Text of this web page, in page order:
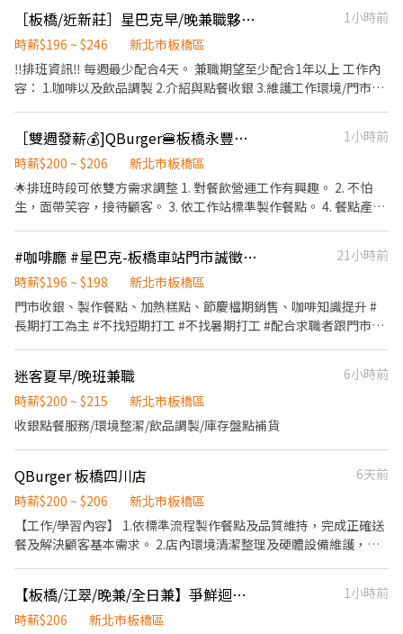
10:00~18:00、晚班18:00~22:00 (兼職假日需配合整天班) 【薪資待
遇】 ⭐高時薪230 【休假制度】 排班 【福利】 任職一年後提供免費
健檢、颱風天出勤津貼 每月發放員工折價券、結婚生育津貼及喪葬
慰問金 介紹獎金、年中/年終考核獎金 【工作須知】 提供三個月內
供膳體檢 【工作地點】 新北市板橋區中山路一段152號12樓 -------
@170ciism快速報名 https://lin.ee/26fjDqN ▫️▪️ ▫️▪️或來電
0968-835-097➜ ☺️高‘S立即為您安排▫️▪️ ▫️▪️【截圖應徵職缺
▫️▪️ ▫️▪️❌求職免收費❌絕無詐騙┃⭕️免費諮詢⭕️安心上工▫️▪️ ---
---------------------------------------------------------
［板橋/近新莊］星巴克早/晚兼職夥伴-板橋民生門市
1小時前
時薪$196 ~ $246
新北市板橋區
‼️排班資訊‼️ 每週最少配合4天。 兼職期望至少配合1年以上 工作內
容： 1.咖啡以及飲品調製 2.介紹與點餐收銀 3.維護工作環境/門市清
及各式假別） 🌟享有星巴克夥伴獨有福利 1.門市夥伴上班時間享有
兩杯飲料 2.每月享有員工福利品（試用期通過/工時符合者） 3.員工
折扣 4.員工旅遊/聚餐 5.參加福委會者享有：三節/勞動節禮金、生日
禮金/蛋糕及各項補助津貼（結婚、生育、教育補助..等） 🌟獎金 1.
金
［雙週發薪💰]QBurger🍔板橋永豐店 徵平假日長期佳
1小時前
時薪$200 ~ $206
新北市板橋區
🌟排班時段可依雙方需求調整 1. 對餐飲營運工作有興趣。 2. 不怕
生，面帶笑容，接待顧客。 3. 依工作站標準製作餐點。 4. 餐點產品
每月有額外獎金 3. 出勤日如遇國定假日，加發1倍薪資 4. 依排班時
數比例，滿年資，給予特休年假 5. 每年有學習補助金 6. 表現好優先
轉正式人員💰💰 ❤️職好| 專業培訓超給力，線上線下多元學習，給你
職場超能力！ ❤️福利佳| 每年提供學習補助金2,000元、員工餐8折
#咖啡廳 #星巴克-板橋車站門市誠徵時薪人員
21小時前
時薪$196 ~ $198
新北市板橋區
門市收銀、製作餐點、加熱糕點、節慶檔期銷售、咖啡知識提升 #
長期打工為主 #不找短期打工 #不找暑期打工 #配合求職者跟門市營
迷客夏早/晚班兼職
6小時前
時薪$200 ~ $215
新北市板橋區
收銀點餐服務/環境整潔/飲品調製/庫存盤點補貨
QBurger 板橋四川店
6天前
時薪$200 ~ $206
新北市板橋區
【工作/學習內容】 1.依標準流程製作餐點及品質維持，完成正確送
餐及解決顧客基本需求。 2.店內環境清潔整理及硬體設備維護，並
段：05:30-14:30，可彈性排班 ※出勤時數累積滿 180 小時，次月
調升至 $206元。
【板橋/江翠/晚兼/全日兼】爭鮮迴轉壽司江翠店
1小時前
時薪$206
新北市板橋區